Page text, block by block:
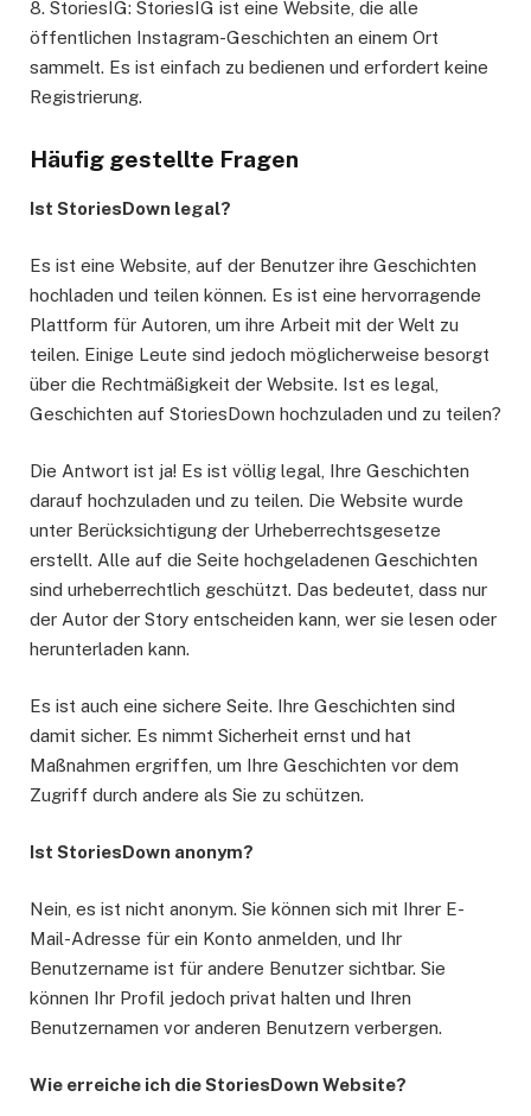
8. StoriesIG: StoriesIG ist eine Website, die alle
öffentlichen Instagram-Geschichten an einem Ort
sammelt. Es ist einfach zu bedienen und erfordert keine
Registrierung.
Häufig gestellte Fragen
Ist StoriesDown legal?
Es ist eine Website, auf der Benutzer ihre Geschichten
hochladen und teilen können. Es ist eine hervorragende
Plattform für Autoren, um ihre Arbeit mit der Welt zu
teilen. Einige Leute sind jedoch möglicherweise besorgt
über die Rechtmäßigkeit der Website. Ist es legal,
Geschichten auf StoriesDown hochzuladen und zu teilen?
Die Antwort ist ja! Es ist völlig legal, Ihre Geschichten
darauf hochzuladen und zu teilen. Die Website wurde
unter Berücksichtigung der Urheberrechtsgesetze
erstellt. Alle auf die Seite hochgeladenen Geschichten
sind urheberrechtlich geschützt. Das bedeutet, dass nur
der Autor der Story entscheiden kann, wer sie lesen oder
herunterladen kann.
Es ist auch eine sichere Seite. Ihre Geschichten sind
damit sicher. Es nimmt Sicherheit ernst und hat
Maßnahmen ergriffen, um Ihre Geschichten vor dem
Zugriff durch andere als Sie zu schützen.
Ist StoriesDown anonym?
Nein, es ist nicht anonym. Sie können sich mit Ihrer E-
Mail-Adresse für ein Konto anmelden, und Ihr
Benutzername ist für andere Benutzer sichtbar. Sie
können Ihr Profil jedoch privat halten und Ihren
Benutzernamen vor anderen Benutzern verbergen.
Wie erreiche ich die StoriesDown Website?